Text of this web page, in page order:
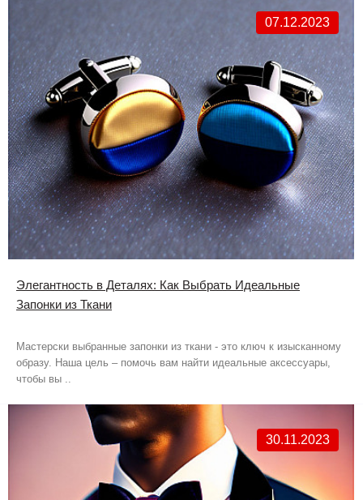
07.12.2023
Элегантность в Деталях: Как Выбрать Идеальные
Запонки из Ткани
Мастерски выбранные запонки из ткани - это ключ к изысканному
образу. Наша цель – помочь вам найти идеальные аксессуары,
чтобы вы ..
30.11.2023